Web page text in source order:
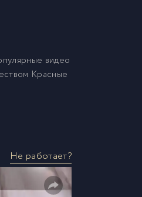
видео
Красные
Не работает?